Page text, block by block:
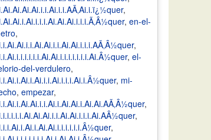
,
, en-el-
,
,
, el-
del-verdulero,
, mi-
, empezar,
,
,
,